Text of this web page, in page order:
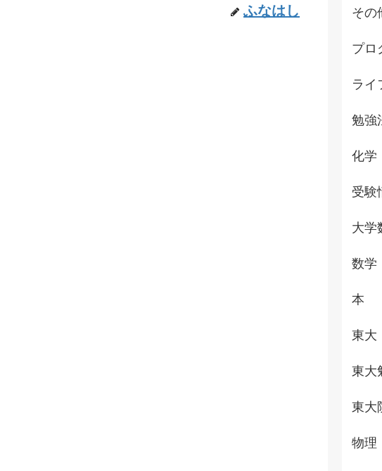
ふなはし その
プロ
ライ
勉強
化学
受験
大学
数学
本
東大
東大
東大
物理